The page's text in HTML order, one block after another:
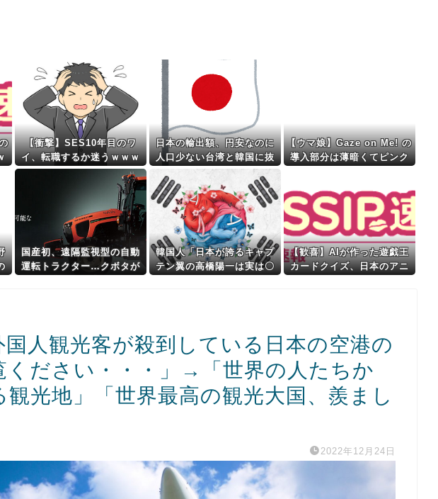
【衝撃】SES10年目のワ
イ、転職するか迷うｗｗｗ
ｗｗ
日本の輸出額、円安なのに
人口少ない台湾と韓国に抜
かれ日本沈没死亡
【ウマ娘】Gaze on Me! の
導入部分は薄暗くてピンク
国産初、遠隔監視型の自動
運転トラクター…クボタが
韓国人「日本が誇るキャプ
テン翼の高橋陽一は実は〇
【歓喜】AIが作った遊戯王
カードクイズ、日本のアニ
国人観光客が殺到している日本の空港の
ください・・・」→「世界の人たちか
観光地」「世界最高の観光大国、羨まし
2022年12月24日